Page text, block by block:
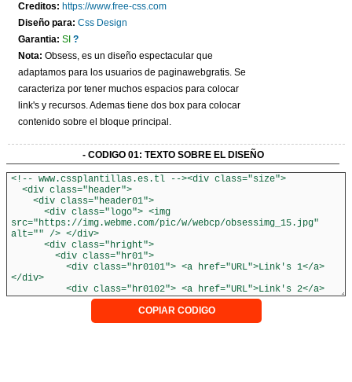
CONTACTO
Creditos: https://www.free-css.com
Diseño para: Css Design
Garantia: SI ?
Nota: Obsess, es un diseño espectacular que
adaptamos para los usuarios de paginawebgratis. Se
caracteriza por tener muchos espacios para colocar
link's y recursos. Ademas tiene dos box para colocar
contenido sobre el bloque principal.
- CODIGO 01: TEXTO SOBRE EL DISEÑO
COPIAR CODIGO